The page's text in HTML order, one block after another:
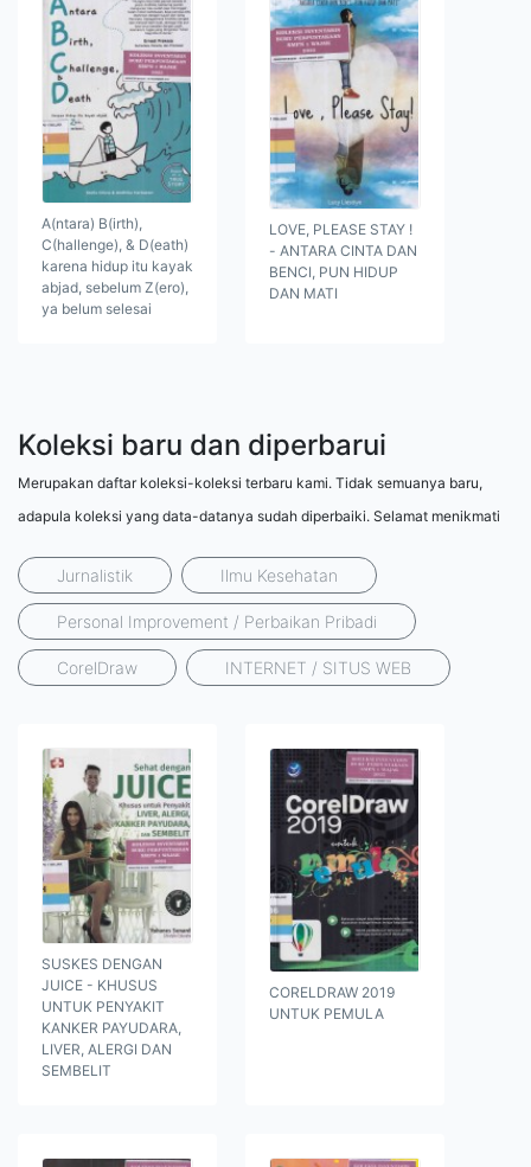
A(ntara) B(irth),
C(hallenge), & D(eath)
karena hidup itu kayak
abjad, sebelum Z(ero),
ya belum selesai
LOVE, PLEASE STAY !
- ANTARA CINTA DAN
BENCI, PUN HIDUP
DAN MATI
Koleksi baru dan diperbarui
Merupakan daftar koleksi-koleksi terbaru kami. Tidak semuanya baru,
adapula koleksi yang data-datanya sudah diperbaiki. Selamat menikmati
Jurnalistik Ilmu Kesehatan
Personal Improvement / Perbaikan Pribadi
CorelDraw INTERNET / SITUS WEB
SUSKES DENGAN
JUICE - KHUSUS
UNTUK PENYAKIT
KANKER PAYUDARA,
LIVER, ALERGI DAN
SEMBELIT
CORELDRAW 2019
UNTUK PEMULA